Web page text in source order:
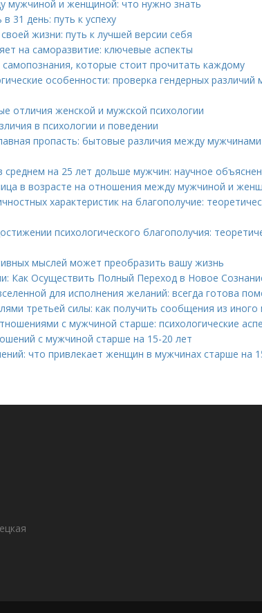
мужчиной и женщиной: что нужно знать
31 день: путь к успеху
жизни: путь к лучшей версии себя
на саморазвитие: ключевые аспекты
самопознания, которые стоит прочитать каждому
особенности: проверка гендерных различий
отличия женской и мужской психологии
в психологии и поведении
пропасть: бытовые различия между
на 25 лет дольше мужчин: научное
в возрасте на отношения между мужчиной и
характеристик на благополучие:
психологического благополучия:
мыслей может преобразить вашу жизнь
Как Осуществить Полный Переход в Новое
для исполнения желаний: всегда готова
третьей силы: как получить сообщения из иного
с мужчиной старше: психологические
с мужчиной старше на 15-20 лет
что привлекает женщин в мужчинах старше на